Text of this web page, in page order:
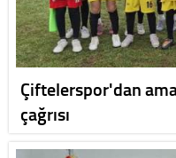
Çiftelerspor'dan
çağrısı